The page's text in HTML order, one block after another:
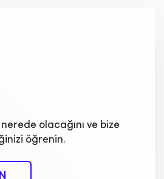
olacağını ve bize
öğrenin.